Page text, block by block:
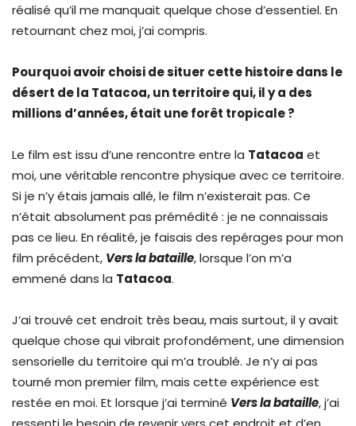
réalisé qu’il me manquait quelque chose d’essentiel. En
retournant chez moi, j’ai compris.
Pourquoi avoir choisi de situer cette histoire dans le
désert de la Tatacoa, un territoire qui, il y a des
millions d’années, était une forêt tropicale ?
Le film est issu d’une rencontre entre la Tatacoa et
moi, une véritable rencontre physique avec ce territoire.
Si je n’y étais jamais allé, le film n’existerait pas. Ce
n’était absolument pas prémédité : je ne connaissais
pas ce lieu. En réalité, je faisais des repérages pour mon
film précédent, Vers la bataille, lorsque l’on m’a
emmené dans la Tatacoa.
J’ai trouvé cet endroit très beau, mais surtout, il y avait
quelque chose qui vibrait profondément, une dimension
sensorielle du territoire qui m’a troublé. Je n’y ai pas
tourné mon premier film, mais cette expérience est
restée en moi. Et lorsque j’ai terminé Vers la bataille, j’ai